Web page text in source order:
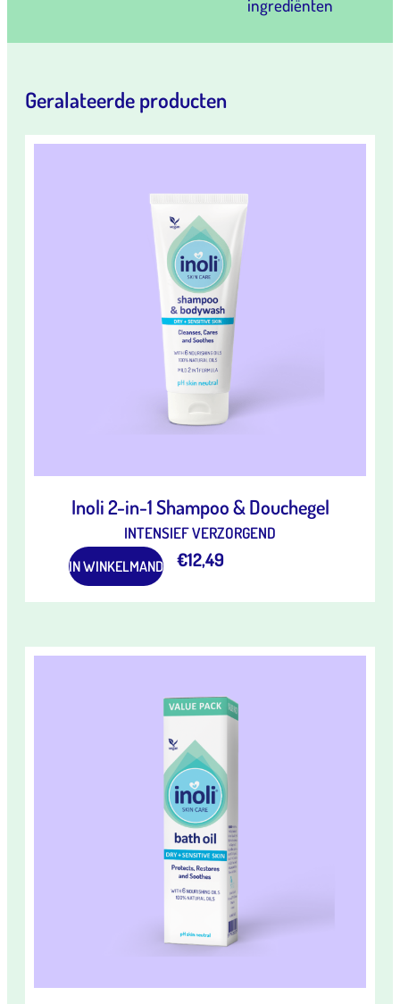
ingrediënten
Geralateerde producten
Inoli 2-in-1 Shampoo & Douchegel
INTENSIEF VERZORGEND
€12,49
IN WINKELMAND